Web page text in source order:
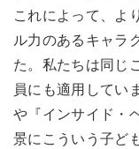
これによって、よ
ル力のあるキャラ
た。私たちは同じ
員にも適用してい
や『インサイド・
景にこういう子ど